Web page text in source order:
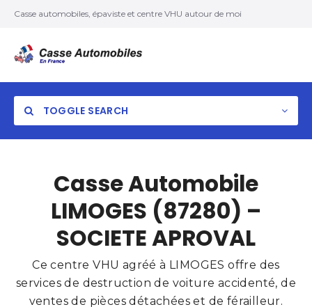
Casse automobiles, épaviste et centre VHU autour de moi
TOGGLE SEARCH
Casse Automobile
LIMOGES (87280) –
SOCIETE APROVAL
Ce centre VHU agréé à LIMOGES offre des
services de destruction de voiture accidenté, de
ventes de pièces détachées et de férailleur.